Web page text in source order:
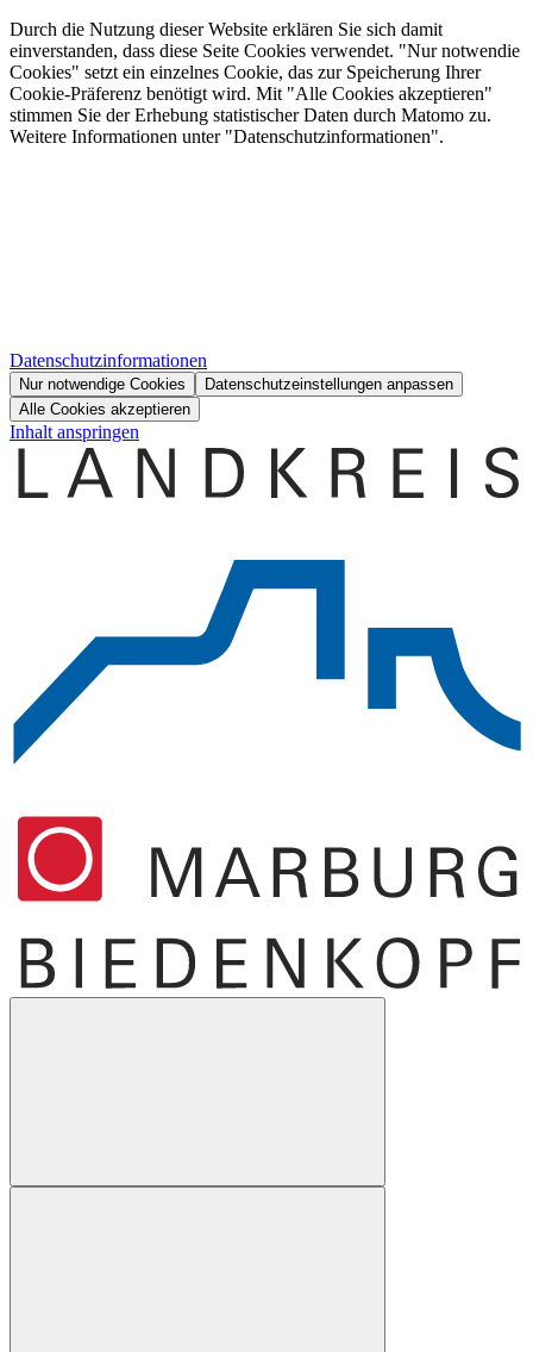
Durch die Nutzung dieser Website erklären Sie sich damit
einverstanden, dass diese Seite Cookies verwendet. "Nur notwendie
Cookies" setzt ein einzelnes Cookie, das zur Speicherung Ihrer
Cookie-Präferenz benötigt wird. Mit "Alle Cookies akzeptieren"
stimmen Sie der Erhebung statistischer Daten durch Matomo zu.
Weitere Informationen unter "Datenschutzinformationen".
Datenschutzinformationen
Nur notwendige Cookies
Datenschutzeinstellungen anpassen
Alle Cookies akzeptieren
Inhalt anspringen